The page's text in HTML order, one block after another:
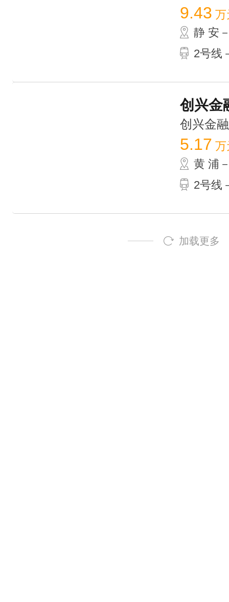
9.43 万
静 安
2号线
创兴金
创兴金
5.17 万
黄 浦
2号线
来福士